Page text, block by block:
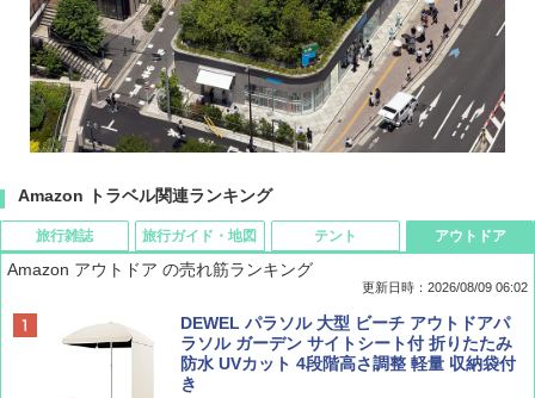
Amazon トラベル関連ランキング
旅行雑誌
BE-PAL(ビ-パル) 2026年 9 月号【特別付録:
SOTO ミニマル"旅"財布 ランダム2種】
￥1,500
旅行ガイド・地図
地球の歩き方 スター・ウォーズ
￥2,695
テント
[キャンパーズコレクション 山善] ポップアッ
プテント 傘みたいに広げて畳める パッとサ
ッとサンシェード キューブ フルクローズ メ
ッシュ 簡単設置 ワンタッチテント キャンプ
アウトドア
Amazon アウトドア の売れ筋ランキング
更新日時：2026/08/09 06:02
DEWEL パラソル 大型 ビーチ アウトドアパ
ラソル ガーデン サイトシート付 折りたたみ
防水 UVカット 4段階高さ調整 軽量 収納袋付
き